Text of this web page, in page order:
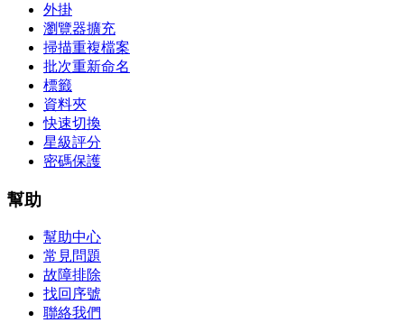
外掛
瀏覽器擴充
掃描重複檔案
批次重新命名
標籤
資料夾
快速切換
星級評分
密碼保護
幫助
幫助中心
常見問題
故障排除
找回序號
聯絡我們